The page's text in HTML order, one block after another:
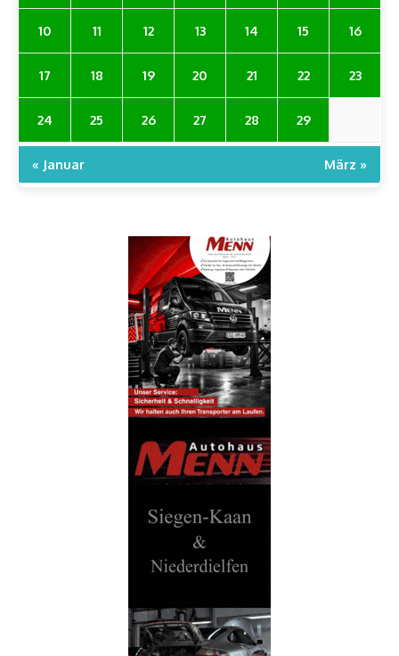
10 11 12 13 14 15 16
17 18 19 20 21 22 23
24 25 26 27 28 29
« Januar März »